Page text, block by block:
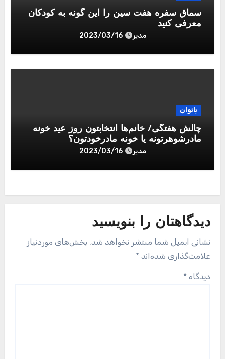
سماق سفره هفت سین را این گونه به کودکان
معرفی کنید
مدیر 2023/03/16
بانوان
چالش هفتگی/ خانم‌ها انتخابتون روز عید خونه
مادرشوهرتونه یا خونه مادرخودتون؟
مدیر 2023/03/16
دیدگاهتان را بنویسید
نشانی ایمیل شما منتشر نخواهد شد. بخش‌های موردنیاز
علامت‌گذاری شده‌اند *
دیدگاه *